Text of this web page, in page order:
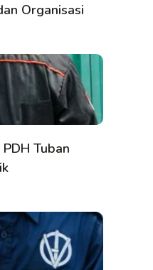
Organisasi
Tuban